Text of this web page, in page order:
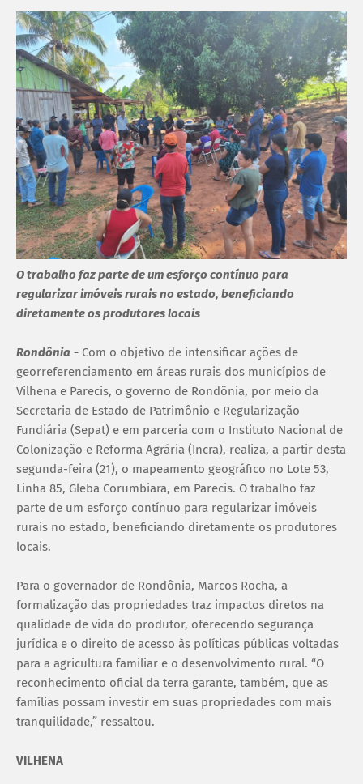
O trabalho faz parte de um esforço contínuo para
regularizar imóveis rurais no estado, beneficiando
diretamente os produtores locais
Rondônia - Com o objetivo de intensificar ações de
georreferenciamento em áreas rurais dos municípios de
Vilhena e Parecis, o governo de Rondônia, por meio da
Secretaria de Estado de Patrimônio e Regularização
Fundiária (Sepat) e em parceria com o Instituto Nacional de
Colonização e Reforma Agrária (Incra), realiza, a partir desta
segunda-feira (21), o mapeamento geográfico no Lote 53,
Linha 85, Gleba Corumbiara, em Parecis. O trabalho faz
parte de um esforço contínuo para regularizar imóveis
rurais no estado, beneficiando diretamente os produtores
locais.
Para o governador de Rondônia, Marcos Rocha, a
formalização das propriedades traz impactos diretos na
qualidade de vida do produtor, oferecendo segurança
jurídica e o direito de acesso às políticas públicas voltadas
para a agricultura familiar e o desenvolvimento rural. “O
reconhecimento oficial da terra garante, também, que as
famílias possam investir em suas propriedades com mais
tranquilidade,” ressaltou.
VILHENA